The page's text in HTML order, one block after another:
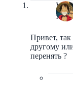
19/03/
Привет, так
другому
перенять ?